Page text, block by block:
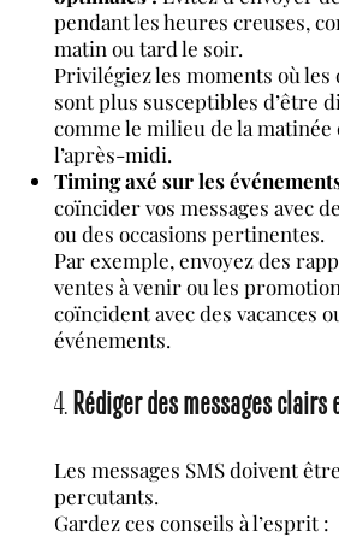
pendant les heures creuses,
matin ou tard le soir.
Privilégiez les moments où
sont plus susceptibles d’être
comme le milieu de la matinée
l’après-midi.
Timing axé sur les
coïncider vos messages avec
ou des occasions pertinentes.
Par exemple, envoyez des
ventes à venir ou les
coïncident avec des vacances
événements.
4. Rédiger des messages clairs
Les messages SMS doivent
percutants.
Gardez ces conseils à l’esprit :